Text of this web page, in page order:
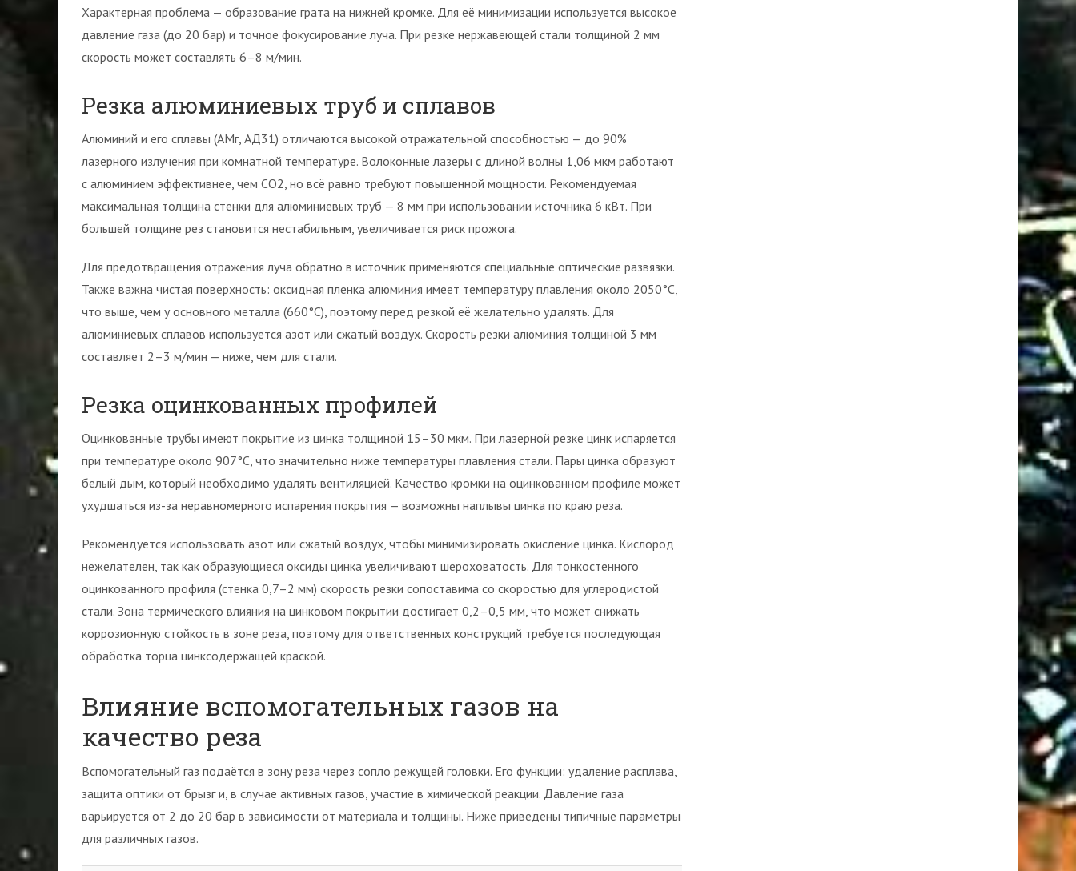
Характерная проблема — образование грата на нижней кромке. Для её минимизации используется высокое
давление газа (до 20 бар) и точное фокусирование луча. При резке нержавеющей стали толщиной 2 мм
скорость может составлять 6–8 м/мин.
Резка алюминиевых труб и сплавов
Алюминий и его сплавы (АМг, АД31) отличаются высокой отражательной способностью — до 90%
лазерного излучения при комнатной температуре. Волоконные лазеры с длиной волны 1,06 мкм работают
с алюминием эффективнее, чем CO2, но всё равно требуют повышенной мощности. Рекомендуемая
максимальная толщина стенки для алюминиевых труб — 8 мм при использовании источника 6 кВт. При
большей толщине рез становится нестабильным, увеличивается риск прожога.
Для предотвращения отражения луча обратно в источник применяются специальные оптические развязки.
Также важна чистая поверхность: оксидная пленка алюминия имеет температуру плавления около 2050°C,
что выше, чем у основного металла (660°C), поэтому перед резкой её желательно удалять. Для
алюминиевых сплавов используется азот или сжатый воздух. Скорость резки алюминия толщиной 3 мм
составляет 2–3 м/мин — ниже, чем для стали.
Резка оцинкованных профилей
Оцинкованные трубы имеют покрытие из цинка толщиной 15–30 мкм. При лазерной резке цинк испаряется
при температуре около 907°C, что значительно ниже температуры плавления стали. Пары цинка образуют
белый дым, который необходимо удалять вентиляцией. Качество кромки на оцинкованном профиле может
ухудшаться из-за неравномерного испарения покрытия — возможны наплывы цинка по краю реза.
Рекомендуется использовать азот или сжатый воздух, чтобы минимизировать окисление цинка. Кислород
нежелателен, так как образующиеся оксиды цинка увеличивают шероховатость. Для тонкостенного
оцинкованного профиля (стенка 0,7–2 мм) скорость резки сопоставима со скоростью для углеродистой
стали. Зона термического влияния на цинковом покрытии достигает 0,2–0,5 мм, что может снижать
коррозионную стойкость в зоне реза, поэтому для ответственных конструкций требуется последующая
обработка торца цинксодержащей краской.
Влияние вспомогательных газов на
качество реза
Вспомогательный газ подаётся в зону реза через сопло режущей головки. Его функции: удаление расплава,
защита оптики от брызг и, в случае активных газов, участие в химической реакции. Давление газа
варьируется от 2 до 20 бар в зависимости от материала и толщины. Ниже приведены типичные параметры
для различных газов.